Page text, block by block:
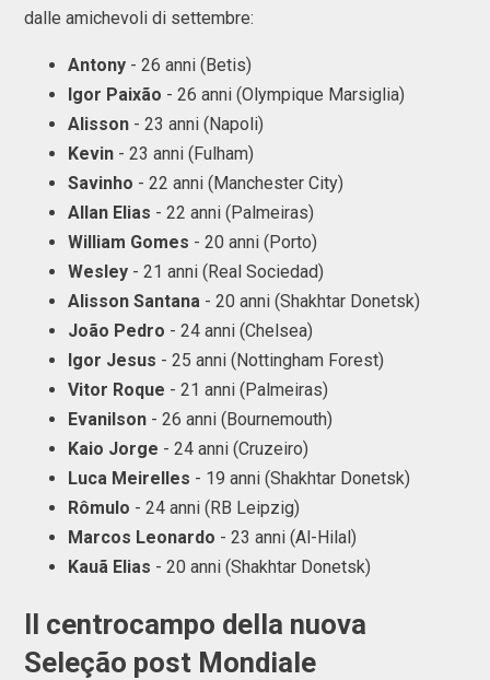
dalle amichevoli di settembre:
Antony - 26 anni (Betis)
Igor Paixão - 26 anni (Olympique Marsiglia)
Alisson - 23 anni (Napoli)
Kevin - 23 anni (Fulham)
Savinho - 22 anni (Manchester City)
Allan Elias - 22 anni (Palmeiras)
William Gomes - 20 anni (Porto)
Wesley - 21 anni (Real Sociedad)
Alisson Santana - 20 anni (Shakhtar Donetsk)
João Pedro - 24 anni (Chelsea)
Igor Jesus - 25 anni (Nottingham Forest)
Vitor Roque - 21 anni (Palmeiras)
Evanilson - 26 anni (Bournemouth)
Kaio Jorge - 24 anni (Cruzeiro)
Luca Meirelles - 19 anni (Shakhtar Donetsk)
Rômulo - 24 anni (RB Leipzig)
Marcos Leonardo - 23 anni (Al-Hilal)
Kauã Elias - 20 anni (Shakhtar Donetsk)
Il centrocampo della nuova
Seleção post Mondiale